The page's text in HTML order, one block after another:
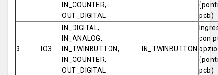
IN_COUNTER,
OUT_DIGITAL
pcb)
3 IO3
IN_DIGITAL,
IN_ANALOG,
IN_TWINBUTTON,
IN_COUNTER,
OUT_DIGITAL
IN_TWINBUTTON
con
pcb)